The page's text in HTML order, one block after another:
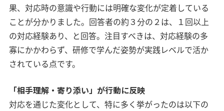
果、対応時の意識や行動には明確な変化が定着している
ことが分かりました。回答者の約３分の２は、１回以上
の対応経験あり、と回答。注目すべきは、対応経験の多
寡にかかわらず、研修で学んだ姿勢が実践レベルで活か
されている点です。
「相手理解・寄り添い」が行動に反映
対応を通じた変化として、特に多く挙がったのは以下の